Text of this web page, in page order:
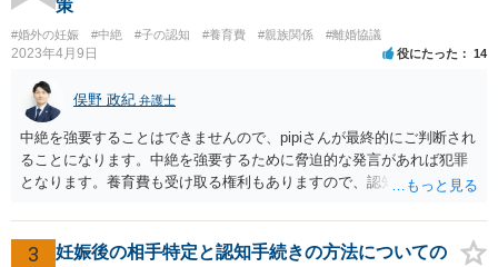
策
#婚外の妊娠 #中絶 #子の認知 #養育費 #親族関係 #離婚協議
2023年4月9日 役にたった 14
俣野 政紀 弁護士
中絶を強要することはできませんので、pipiさんが最終的にご判断され
ることになります。中絶を強要するために脅迫的な発言があれば犯罪
となります。養育費も受け取る権利もありますので、認知等につきお
勧めします。
3
妊娠後の相手特定と認知手続きの方法についての